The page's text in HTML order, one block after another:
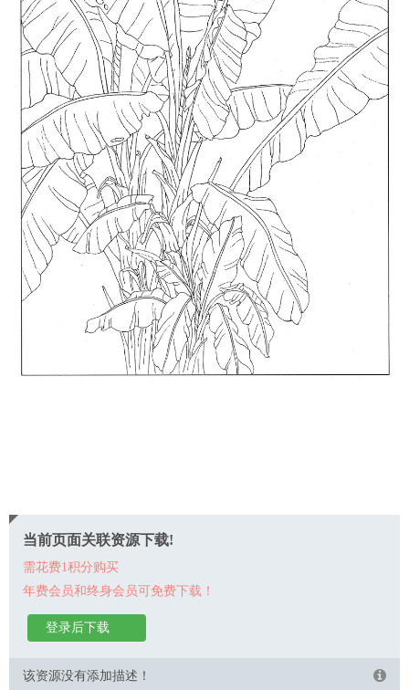
当前页面关联资源下载!
需花费1积分购买
年费会员和终身会员可免费下载！
登录后下载
该资源没有添加描述！